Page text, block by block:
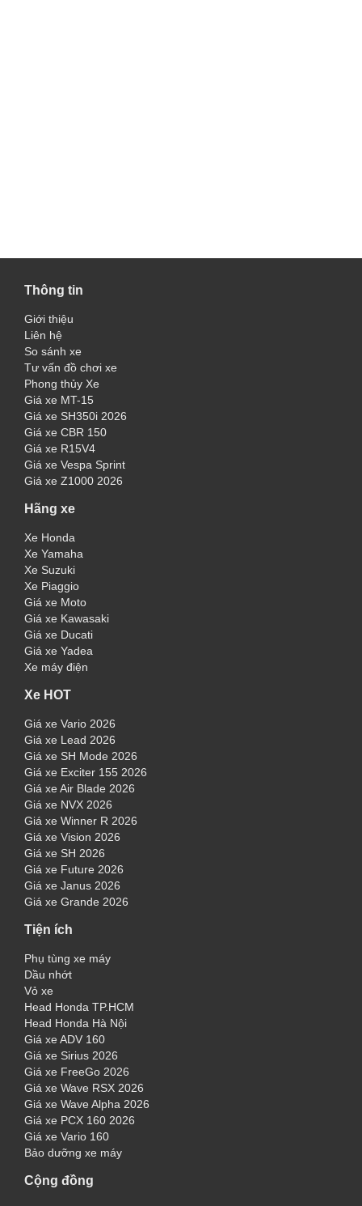
Thông tin
Giới thiệu
Liên hệ
So sánh xe
Tư vấn đồ chơi xe
Phong thủy Xe
Giá xe MT-15
Giá xe SH350i 2026
Giá xe CBR 150
Giá xe R15V4
Giá xe Vespa Sprint
Giá xe Z1000 2026
Hãng xe
Xe Honda
Xe Yamaha
Xe Suzuki
Xe Piaggio
Giá xe Moto
Giá xe Kawasaki
Giá xe Ducati
Giá xe Yadea
Xe máy điện
Xe HOT
Giá xe Vario 2026
Giá xe Lead 2026
Giá xe SH Mode 2026
Giá xe Exciter 155 2026
Giá xe Air Blade 2026
Giá xe NVX 2026
Giá xe Winner R 2026
Giá xe Vision 2026
Giá xe SH 2026
Giá xe Future 2026
Giá xe Janus 2026
Giá xe Grande 2026
Tiện ích
Phụ tùng xe máy
Dầu nhớt
Vỏ xe
Head Honda TP.HCM
Head Honda Hà Nội
Giá xe ADV 160
Giá xe Sirius 2026
Giá xe FreeGo 2026
Giá xe Wave RSX 2026
Giá xe Wave Alpha 2026
Giá xe PCX 160 2026
Giá xe Vario 160
Bảo dưỡng xe máy
Cộng đồng